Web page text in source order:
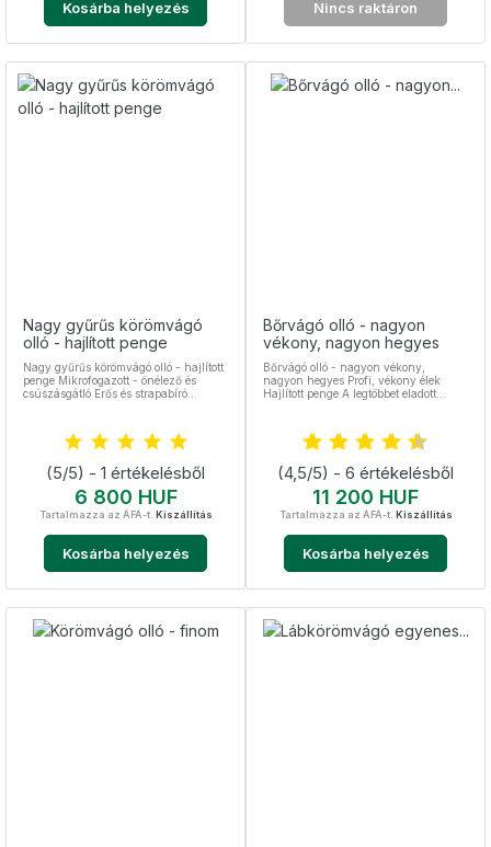
Kosárba helyezés Nincs raktáron
Nagy gyűrűs körömvágó
olló - hajlított penge
Nagy gyűrűs körömvágó olló - hajlított
penge Mikrofogazott - önélező és
csúszásgátló Erős és strapabíró
mérete: magassága 28 mm,
szélessége 24 mm Nemesacél,
(5/5) - 1 értékelésből
Ár
6 800 HUF
Tartalmazza az ÁFÁ-t. Kiszállítás
Kosárba helyezés
Bőrvágó olló - nagyon
vékony, nagyon hegyes
Bőrvágó olló - nagyon vékony,
nagyon hegyes Profi, vékony élek
Hajlított penge A legtöbbet eladott
(4,5/5) - 6 értékelésből
Ár
11 200 HUF
Tartalmazza az ÁFÁ-t. Kiszállítás
Kosárba helyezés